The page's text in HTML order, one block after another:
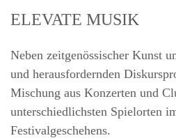
ELEVATE MUSIK
Neben zeitgenössischer Kunst
und herausfordernden
Mischung aus Konzerten und
unterschiedlichsten Spielorten
Festivalgeschehens.